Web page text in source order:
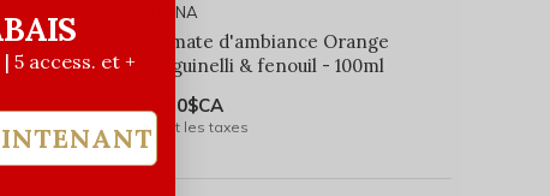
CUCINA
Aromate d'ambiance Orange
Sanguinelli & fenouil - 100ml
25,50$CA
Avant les taxes
5 access. et +